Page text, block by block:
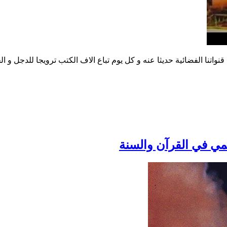
الفضائية حديثا عنه و كل يوم تباع الاف الكتب ترويجا للدجل و
في القرآن والسنة